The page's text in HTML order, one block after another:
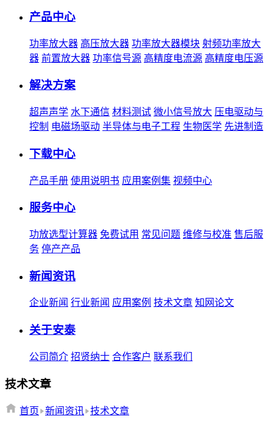
产品中心
功率放大器 高压放大器 功率放大器模块 射频功率放大
器 前置放大器 功率信号源 高精度电流源 高精度电压源
解决方案
超声声学 水下通信 材料测试 微小信号放大 压电驱动与
控制 电磁场驱动 半导体与电子工程 生物医学 先进制造
下载中心
产品手册 使用说明书 应用案例集 视频中心
服务中心
功放选型计算器 免费试用 常见问题 维修与校准 售后服
务 停产产品
新闻资讯
企业新闻 行业新闻 应用案例 技术文章 知网论文
关于安泰
公司简介 招贤纳士 合作客户 联系我们
技术文章
首页 新闻资讯 技术文章